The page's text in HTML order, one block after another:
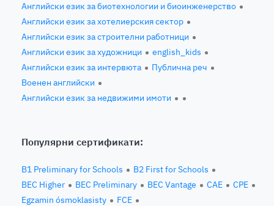
Английски език за биотехнологии и биоинженерство
Английски език за хотелиерския сектор
Английски език за строителни работници
Английски език за художници
english_kids
Английски език за интервюта
Публична реч
Военен английски
Английски език за недвижими имоти
Популярни сертификати:
B1 Preliminary for Schools
B2 First for Schools
BEC Higher
BEC Preliminary BEC Vantage CAE
CPE
Egzamin ósmoklasisty
FCE